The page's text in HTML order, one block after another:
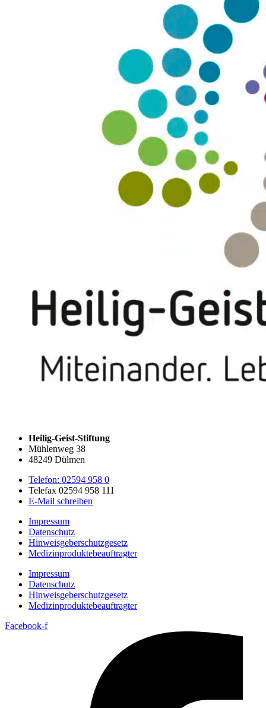
Heilig-Geist-Stiftung
Mühlenweg 38
48249 Dülmen
Telefon: 02594 958 0
Telefax 02594 958 111
E-Mail schreiben
Impressum
Datenschutz
Hinweisgeberschutzgesetz
Medizin­produkte­beauftragter
Impressum
Datenschutz
Hinweisgeberschutzgesetz
Medizin­produkte­beauftragter
Facebook-f